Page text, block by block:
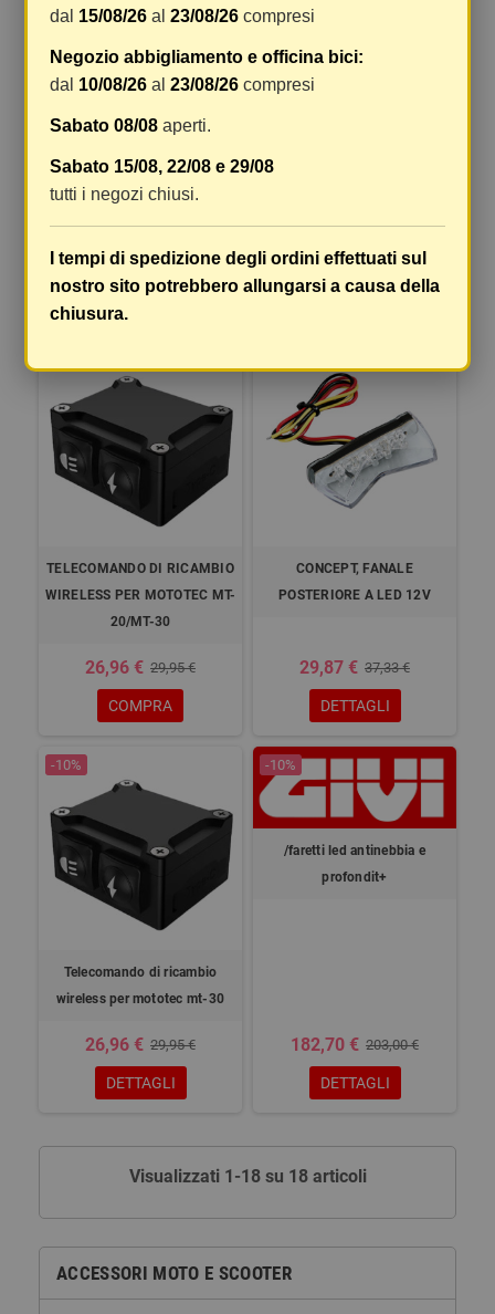
ACCESSORI MOTO E SCOOTER
MOTOTEC - FARETTI
(COPPIA) DOPPIA
TEMPERATURA DI COLORE -
INTERRUTTORE COMANDO
134,96 € 149,95 €
MOTOTEC - FARETTI
TEMPERATURA DI COLORE -
161,96 € 179,95 €
TELECOMANDO DI RICAMBIO
WIRELESS PER MOTOTEC MT-
20/MT-30
26,96 € 29,95 €
COMPRA
CONCEPT, FANALE
POSTERIORE A LED 12V
29,87 € 37,33 €
DETTAGLI
-10%
Telecomando di ricambio
wireless per mototec mt-30
26,96 € 29,95 €
DETTAGLI
-10%
/faretti led antinebbia e
profondit+
182,70 € 203,00 €
DETTAGLI
Visualizzati 1-18 su 18 articoli
dal 15/08/26 al23/08/26 compresi
Negozio abbigliamento e officina bici:
dal 10/08/26 al23/08/26 compresi
Sabato 08/08 aperti.
Sabato 15/08, 22/08 e 29/08
tutti i negozi chiusi.
I tempi di spedizione degli ordini effettuati sul
nostro sito potrebbero allungarsi a causa della
chiusura.